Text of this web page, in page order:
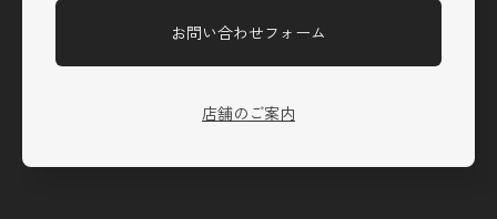
お問い合わせフォーム
店舗のご案内